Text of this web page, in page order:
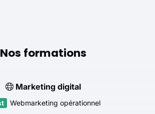
Nos formations
Marketing digital
Webmarketing opérationnel